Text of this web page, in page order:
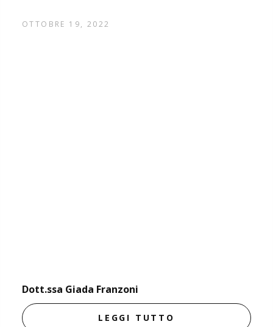
OTTOBRE 19, 2022
Dott.ssa Giada Franzoni
LEGGI TUTTO